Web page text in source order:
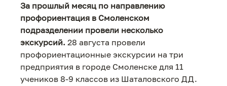
За прошлый месяц по направлению
профориентация в Смоленском
подразделении провели несколько
экскурсий. 28 августа провели
профориентационные экскурсии на три
предприятия в городе Смоленске для 11
учеников 8-9 классов из Шаталовского ДД.